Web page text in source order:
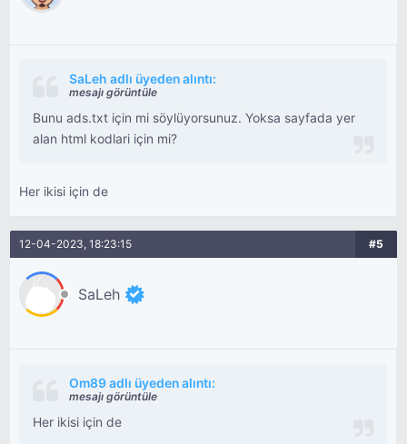
SaLeh adlı üyeden alıntı:
mesajı görüntüle
Bunu ads.txt için mi söylüyorsunuz. Yoksa sayfada yer
alan html kodlari için mi?
Her ikisi için de
12-04-2023, 18:23:15 #5
SaLeh
Om89 adlı üyeden alıntı:
mesajı görüntüle
Her ikisi için de